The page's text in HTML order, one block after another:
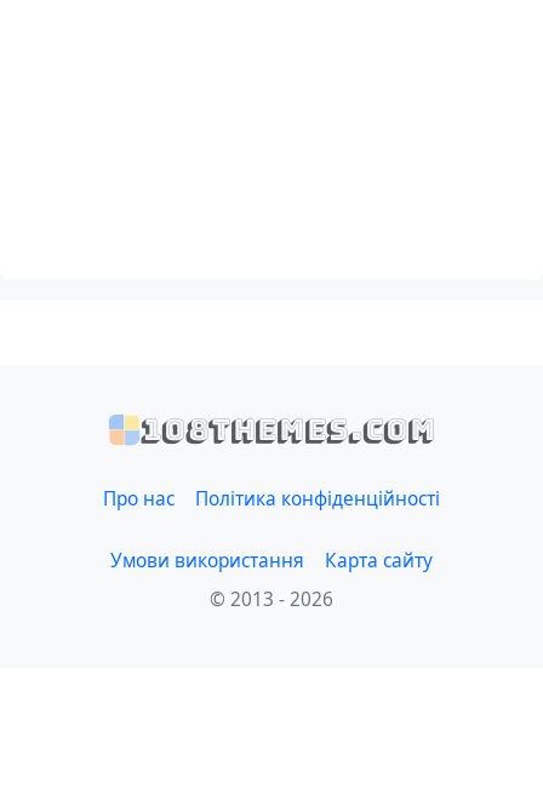
108themes.com
Про нас Політика конфіденційності
Умови використання
Карта сайту
© 2013 - 2026